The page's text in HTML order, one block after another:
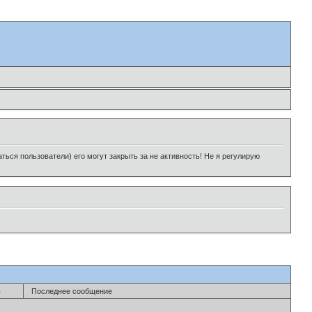
пользователи) его могут закрыть за не активность! Не я регулирую
Последнее сообщение